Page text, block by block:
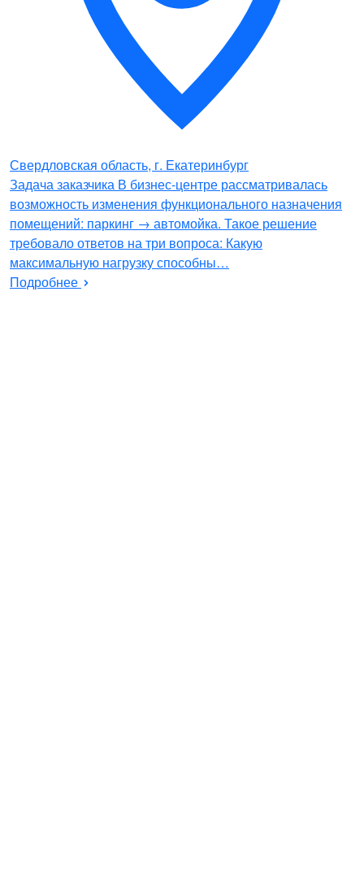
Свердловская область, г. Екатеринбург
Задача заказчика В бизнес-центре рассматривалась
возможность изменения функционального назначения
помещений: паркинг → автомойка. Такое решение
требовало ответов на три вопроса: Какую
максимальную нагрузку способны…
Подробнее